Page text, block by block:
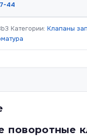
44
Категории: Клапаны
поворотные